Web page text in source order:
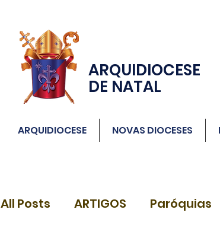
ARQUIDIOCESE
DE NATAL
ARQUIDIOCESE NOVAS DIOCESES
All Posts ARTIGOS Paróquias